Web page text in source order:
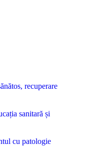
recuperare
sanitară și
cu patologie